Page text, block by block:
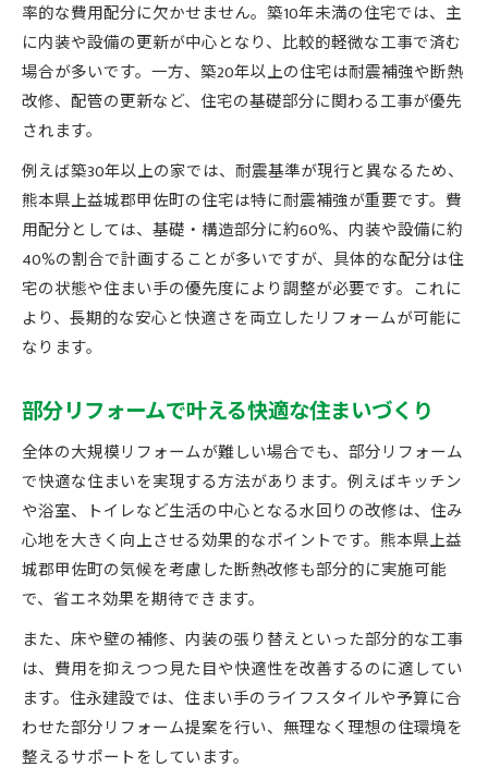
率的な費用配分に欠かせません。築10年未満の住宅では、主
に内装や設備の更新が中心となり、比較的軽微な工事で済む
場合が多いです。一方、築20年以上の住宅は耐震補強や断熱
改修、配管の更新など、住宅の基礎部分に関わる工事が優先
されます。
例えば築30年以上の家では、耐震基準が現行と異なるため、
熊本県上益城郡甲佐町の住宅は特に耐震補強が重要です。費
用配分としては、基礎・構造部分に約60%、内装や設備に約
40%の割合で計画することが多いですが、具体的な配分は住
宅の状態や住まい手の優先度により調整が必要です。これに
より、長期的な安心と快適さを両立したリフォームが可能に
なります。
部分リフォームで叶える快適な住まいづくり
全体の大規模リフォームが難しい場合でも、部分リフォーム
で快適な住まいを実現する方法があります。例えばキッチン
や浴室、トイレなど生活の中心となる水回りの改修は、住み
心地を大きく向上させる効果的なポイントです。熊本県上益
城郡甲佐町の気候を考慮した断熱改修も部分的に実施可能
で、省エネ効果を期待できます。
また、床や壁の補修、内装の張り替えといった部分的な工事
は、費用を抑えつつ見た目や快適性を改善するのに適してい
ます。住永建設では、住まい手のライフスタイルや予算に合
わせた部分リフォーム提案を行い、無理なく理想の住環境を
整えるサポートをしています。